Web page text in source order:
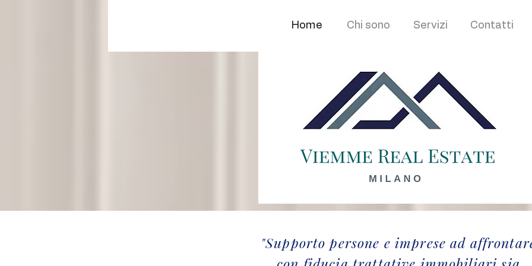
Home Chi sono Servizi Contatti
"Supporto persone e imprese ad